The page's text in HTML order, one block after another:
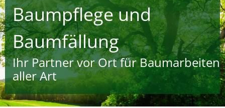
Baumpflege und
Baumfällung
Ihr Partner vor Ort für Baumarbeiten
aller Art